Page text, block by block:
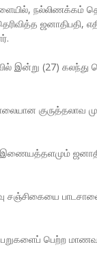
நல்லிணக்கம்
ஜனாதிபதி,
இன்று (27)
குருத்தலாவ
இணையத்தளமும்
சஞ்சிகையை
பெற்ற